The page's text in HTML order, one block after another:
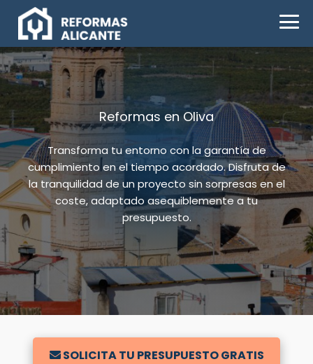
Reformas en Oliva
SOLICITA TU PRESUPUESTO GRATIS